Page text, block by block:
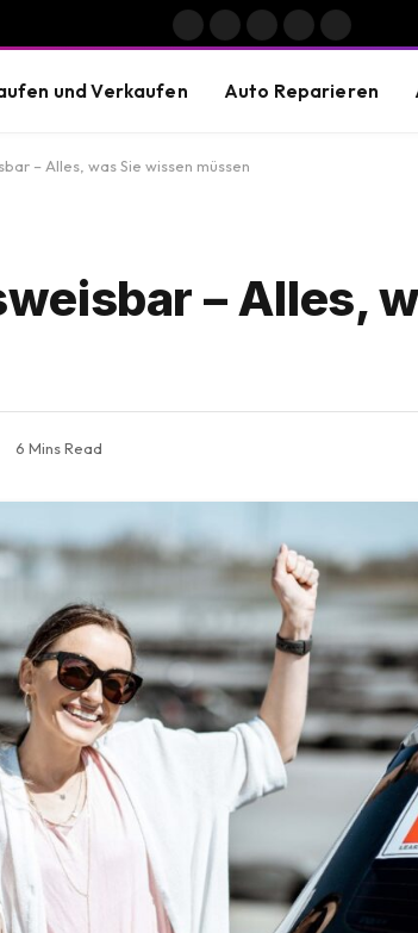
Facebook
X
Instagram
PinterestVimeo
und Verkaufen Auto Reparieren
– Alles, was Sie wissen müssen
– Alles,
6 Mins Read